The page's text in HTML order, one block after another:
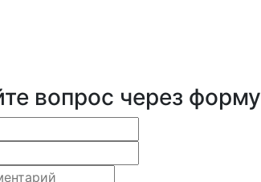
вопрос через форму